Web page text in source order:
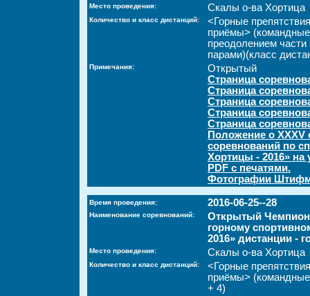
Место проведения: Скалы о-ва Хортица
Количество и класс дистанций:
<Горные
приёмы>
преодолением части
парами)(класс
Примечания:
Открытый
Страница
Страница
Страница
Страница
Страница
Положение о
соревнований по
Хортицы - 2016» на
PDF с печатями.
Фотографии
Время проведения: 2016-06-25--28
Наименование соревнований:
Открытый
горному
2016» дистанции -
Место проведения: Скалы о-ва Хортица
Количество и класс дистанций:
<Горные
приёмы>
+ 4)